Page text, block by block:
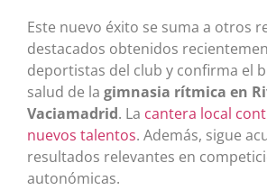
Este nuevo éxito se suma a otros
destacados obtenidos
deportistas del club y confirma el
salud de la gimnasia rítmica en
Vaciamadrid. La cantera local
nuevos talentos. Además, sigue
resultados relevantes en
autonómicas.